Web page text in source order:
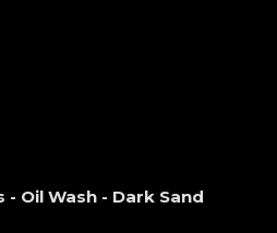
- Oil Wash - Dark Sand